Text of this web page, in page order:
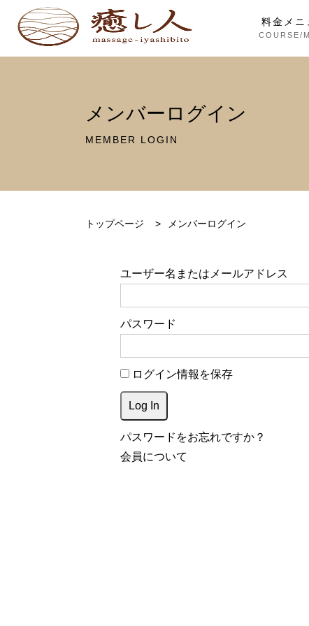
料金メニ
COURSE/
メンバーログイン
MEMBER LOGIN
トップページ > メンバーログイン
ユーザー名またはメールアドレス
パスワード
ログイン情報を保存
パスワードをお忘れですか？
会員について